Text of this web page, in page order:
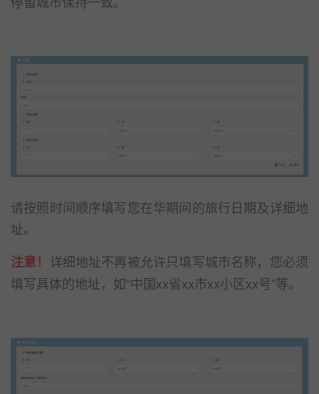
请按照时间顺序填写您在华期间的旅行日期及详细地
址。
注意！ 详细地址不再被允许只填写城市名称，您必须
填写具体的地址，如“中国xx省xx市xx小区xx号”等。